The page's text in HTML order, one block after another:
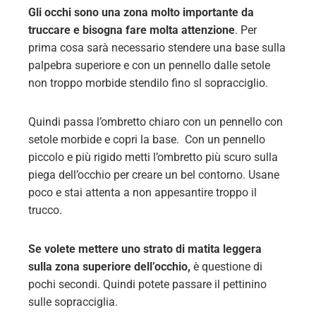
Gli occhi sono una zona molto importante da
truccare e bisogna fare molta attenzione. Per
prima cosa sarà necessario stendere una base sulla
palpebra superiore e con un pennello dalle setole
non troppo morbide stendilo fino sl sopracciglio.
Quindi passa l’ombretto chiaro con un pennello con
setole morbide e copri la base. Con un pennello
piccolo e più rigido metti l’ombretto più scuro sulla
piega dell’occhio per creare un bel contorno. Usane
poco e stai attenta a non appesantire troppo il
trucco.
Se volete mettere uno strato di matita leggera
sulla zona superiore dell’occhio, è questione di
pochi secondi. Quindi potete passare il pettinino
sulle sopracciglia.